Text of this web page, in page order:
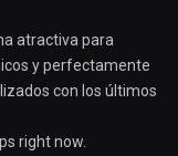
atractiva para
y perfectamente
con los últimos
right now.